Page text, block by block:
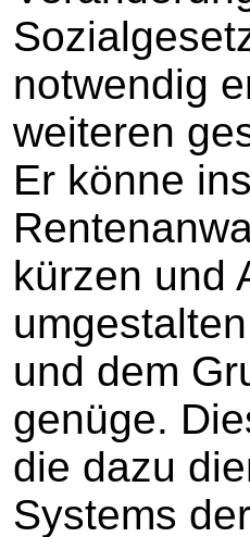
notwendig
weiteren
Er könne
kürzen und
und dem
genüge.
die dazu
Systems